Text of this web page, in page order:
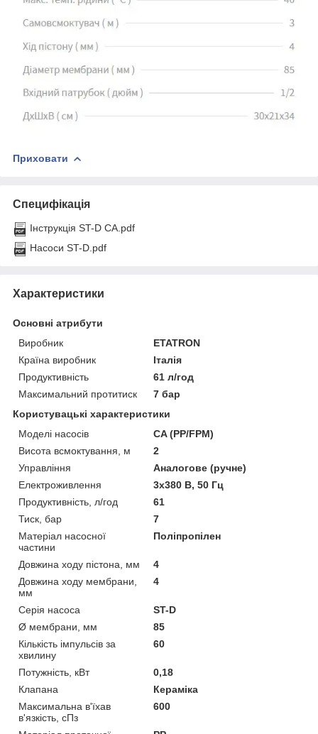
Приховати
Специфікація
Інструкція ST-D CA.pdf
Насоси ST-D.pdf
Характеристики
Основні атрибути
Виробник
ETATRON
Країна виробник
Італія
Продуктивність
61 л/год
Максимальний протитиск
7 бар
Користувацькi характеристики
Моделі насосів
CA (PP/FPM)
Висота всмоктування, м
2
Управління
Аналогове (ручне)
Електроживлення
3х380 В, 50 Гц
Продуктивність, л/год
61
Тиск, бар
7
Матеріал насосної
частини
Поліпропілен
Довжина ходу пістона, мм
4
Довжина ходу мембрани,
мм
4
Серія насоса
ST-D
Ø мембрани, мм
85
Кількість імпульсів за
хвилину
60
Потужність, кВт
0,18
Клапана
Кераміка
Максимальна в'їхав
в'язкість, сПз
600